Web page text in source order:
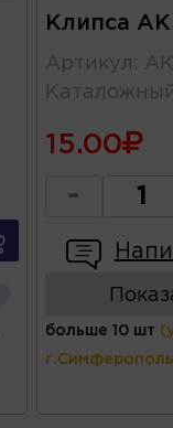
Клипса
Артикул :
15.00
-
больше 10 шт